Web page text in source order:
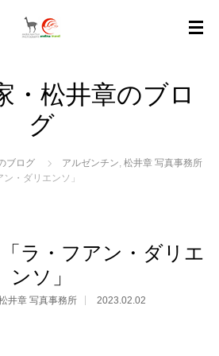
・松井章のブロ
グ
ブログ アルゼンチン, 松井章 写真事務所
・ダリエンソ」
ラ・フアン・ダリエ
ンソ」
井章 写真事務所 2023.02.02